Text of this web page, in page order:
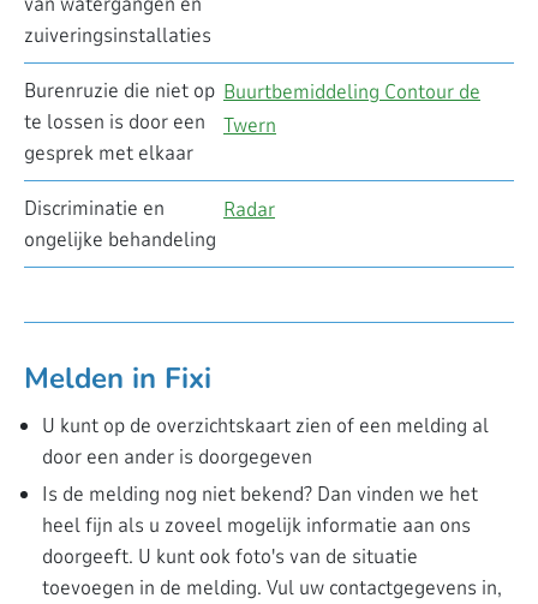
zuiveringsinstallaties
Burenruzie die niet op
te lossen is door een
gesprek met elkaar
Buurtbemiddeling Contour de
Twern
Discriminatie en
ongelijke behandeling
Radar
Melden in Fixi
U kunt op de overzichtskaart zien of een melding al
door een ander is doorgegeven
Is de melding nog niet bekend? Dan vinden we het
heel fijn als u zoveel mogelijk informatie aan ons
doorgeeft. U kunt ook foto's van de situatie
toevoegen in de melding. Vul uw contactgegevens in,